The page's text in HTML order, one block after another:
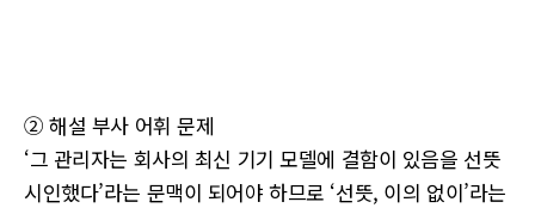
② 해설 부사 어휘 문제
‘그 관리자는 회사의 최신 기기 모델에 결함이 있음을 선뜻
시인했다’라는 문맥이 되어야 하므로 ‘선뜻, 이의 없이’라는